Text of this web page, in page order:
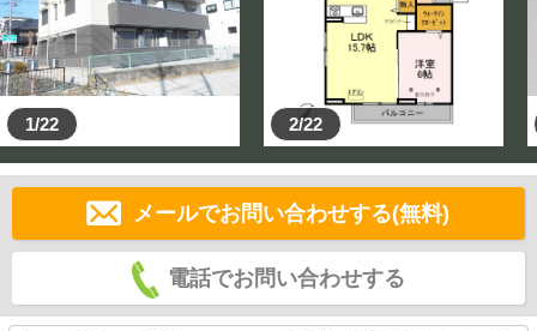
1/22 2/22
メールでお問い合わせする(無料)
電話でお問い合わせする